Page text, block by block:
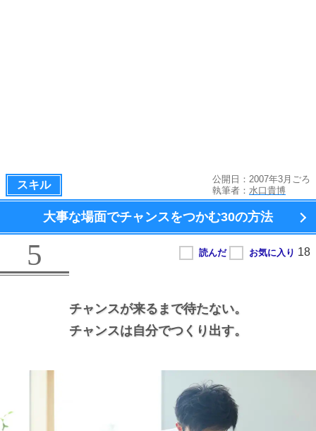
スキル
公開日：2007年3月ごろ
執筆者： 水口貴博
大事な場面でチャンスをつかむ30の方法
5
チャンスが来るまで待たない。
チャンスは自分でつくり出す。